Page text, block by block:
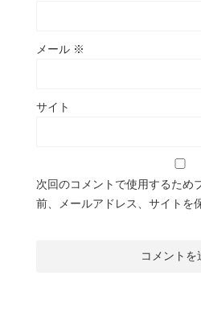
メール ※
サイト
次回のコメントで使用するため
前、メールアドレス、サイトを